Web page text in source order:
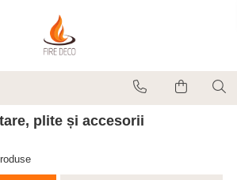
de foc
plite și accesorii